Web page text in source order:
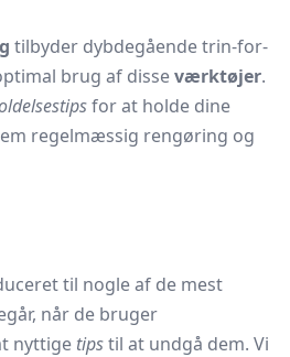
tilbyder dybdegående trin-for-
brug af disseværktøjer.
for at holde dine
regelmæssig rengøring og
til nogle af de mest
når de bruger
nyttige tipstil at undgå dem. Vi